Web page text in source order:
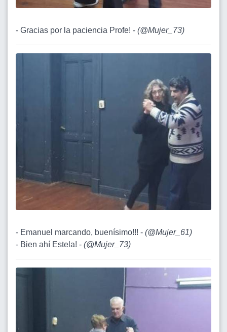
- Gracias por la paciencia Profe! - (@Mujer_73)
- Emanuel marcando, buenísimo!!! - (@Mujer_61)
- Bien ahí Estela! - (@Mujer_73)